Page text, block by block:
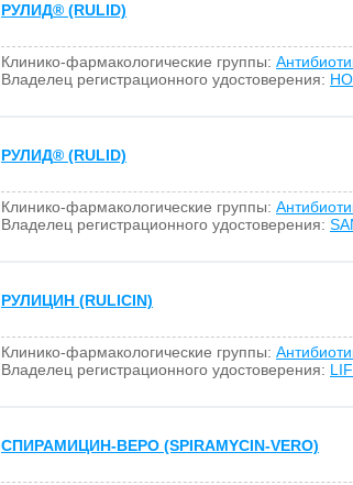
РУЛИД® (RULID)
Клинико-фармакологические группы:
Владелец регистрационного удостоверения:
РУЛИД® (RULID)
Клинико-фармакологические группы:
Владелец регистрационного удостоверения:
РУЛИЦИН (RULICIN)
Клинико-фармакологические группы:
Владелец регистрационного удостоверения:
СПИРАМИЦИН-ВЕРО (SPIRAMYCIN-VERO)